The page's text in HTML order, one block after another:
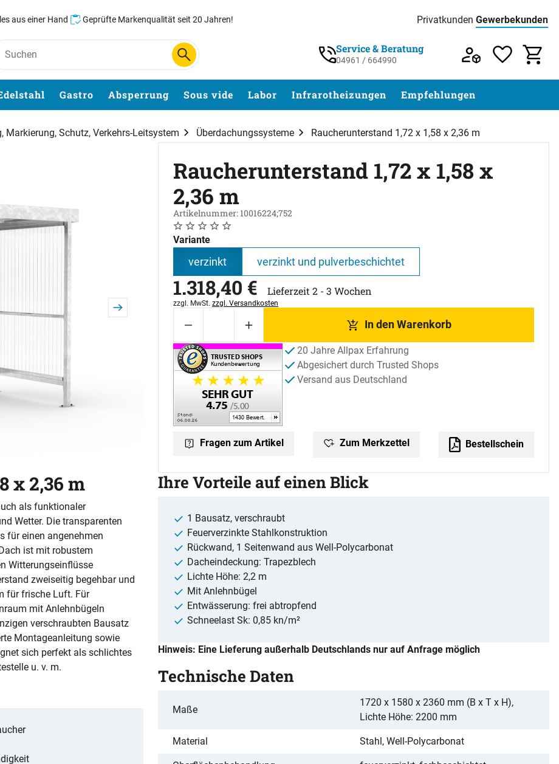
aus einer Hand Geprüfte Markenqualität seit 20 Jahren! Privatkunden Preisliste:
Gewerbekunden
Service & Beratung unter 04961 / 77
Service & Beratung
04961 / 664990
Gastro Absperrung Sous vide Labor Infrarotheizungen Empfehlungen
Markierung, Schutz, Verkehrs-Leitsystem Überdachungssysteme Raucherunterstand 1,72 x 1,58 x 2,36 m
Raucherunterstand 1,72 x 1,58 x
2,36 m
Artikelnummer: 10016224;752
Noch keine Bewertungen abgegeben
0 Bewertungen
Variante
verzinkt verzinkt und pulverbeschichtet
1.318,40 € Lieferzeit 2 - 3 Wochen
Steuerhinweis:
zzgl. MwSt. zzgl. Versandkosten
In den Warenkorb
20 Jahre Allpax Erfahrung
Abgesichert durch Trusted Shops
Versand aus Deutschland
Fragen zum Artikel Zum Merkzettel Bestellschein
x 2,36 m
als funktionaler
Wetter. Die transparenten
für einen angenehmen
ist mit robustem
Witterungseinflüsse
zweiseitig begehbar und
für frische Luft. Für
mit Anlehnbügeln
verschraubten Bausatz
Montageanleitung sowie
sich perfekt als schlichtes
u. v. m.
Ihre Vorteile auf einen Blick
1 Bausatz, verschraubt
Feuerverzinkte Stahlkonstruktion
Rückwand, 1 Seitenwand aus Well-Polycarbonat
Dacheindeckung: Trapezblech
Lichte Höhe: 2,2 m
Mit Anlehnbügel
Entwässerung: frei abtropfend
Schneelast Sk: 0,85 kn/m²
Hinweis: Eine Lieferung außerhalb Deutschlands nur auf Anfrage möglich
Technische Daten
Maße
1720 x 1580 x 2360 mm (B x T x H),
Lichte Höhe: 2200 mm
Material Stahl, Well-Polycarbonat